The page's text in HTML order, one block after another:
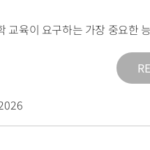
교육이 요구하는 가장 중요한